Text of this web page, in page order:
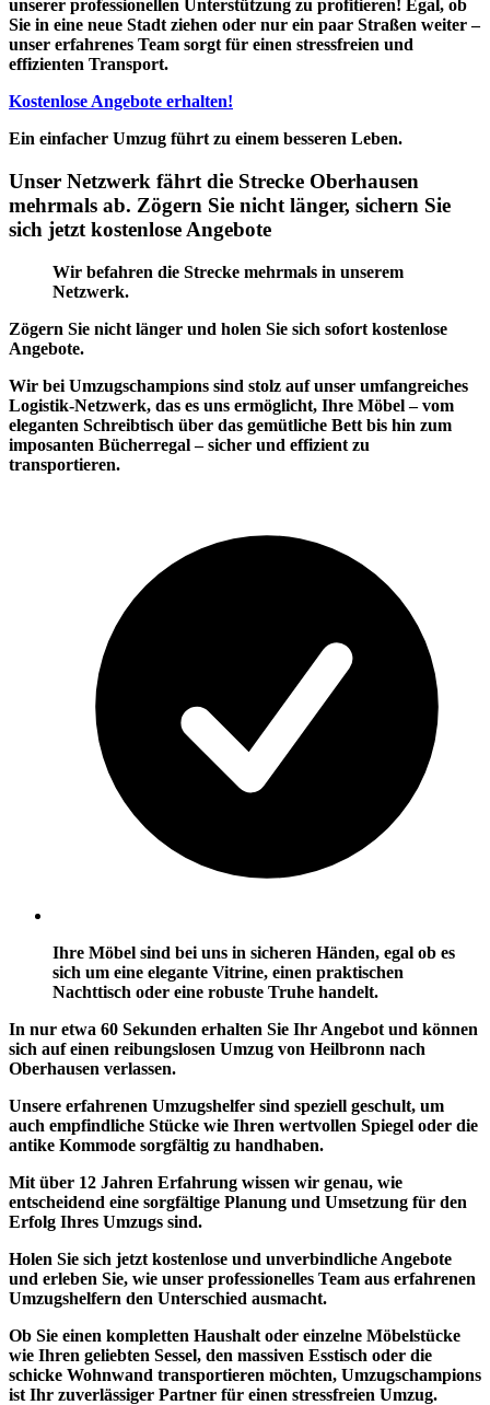
unserer professionellen Unterstützung zu profitieren! Egal, ob
Sie in eine neue Stadt ziehen oder nur ein paar Straßen weiter –
unser erfahrenes Team sorgt für einen stressfreien und
effizienten Transport.
Kostenlose Angebote erhalten!
Ein einfacher Umzug führt zu einem besseren Leben.
Unser Netzwerk fährt die Strecke Oberhausen
mehrmals ab. Zögern Sie nicht länger, sichern Sie
sich jetzt kostenlose Angebote
Wir befahren die Strecke mehrmals in unserem
Netzwerk.
Zögern Sie nicht länger und holen Sie sich sofort kostenlose
Angebote.
Wir bei Umzugschampions sind stolz auf unser umfangreiches
Logistik-Netzwerk, das es uns ermöglicht, Ihre Möbel – vom
eleganten Schreibtisch über das gemütliche Bett bis hin zum
imposanten Bücherregal – sicher und effizient zu
transportieren.
Ihre Möbel sind bei uns in sicheren Händen, egal ob es
sich um eine elegante Vitrine, einen praktischen
Nachttisch oder eine robuste Truhe handelt.
In nur etwa 60 Sekunden erhalten Sie Ihr Angebot und können
sich auf einen reibungslosen Umzug von Heilbronn nach
Oberhausen verlassen.
Unsere erfahrenen Umzugshelfer sind speziell geschult, um
auch empfindliche Stücke wie Ihren wertvollen Spiegel oder die
antike Kommode sorgfältig zu handhaben.
Mit über 12 Jahren Erfahrung wissen wir genau, wie
entscheidend eine sorgfältige Planung und Umsetzung für den
Erfolg Ihres Umzugs sind.
Holen Sie sich jetzt kostenlose und unverbindliche Angebote
und erleben Sie, wie unser professionelles Team aus erfahrenen
Umzugshelfern den Unterschied ausmacht.
Ob Sie einen kompletten Haushalt oder einzelne Möbelstücke
wie Ihren geliebten Sessel, den massiven Esstisch oder die
schicke Wohnwand transportieren möchten, Umzugschampions
ist Ihr zuverlässiger Partner für einen stressfreien Umzug.